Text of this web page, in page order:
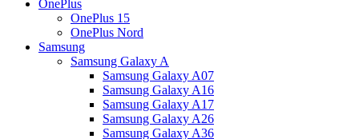
OnePlus
OnePlus 15
OnePlus Nord
Samsung
Samsung Galaxy A
Samsung Galaxy A07
Samsung Galaxy A16
Samsung Galaxy A17
Samsung Galaxy A26
Samsung Galaxy A36